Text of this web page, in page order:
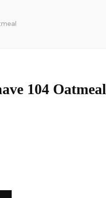
104 Oatmeal